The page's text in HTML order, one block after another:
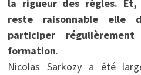
la rigueur des règles.
reste raisonnable elle
participer
formation.
Nicolas Sarkozy a été